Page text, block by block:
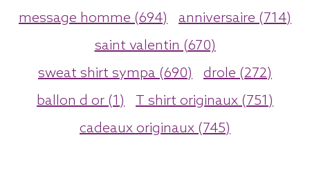
message homme (694)
anniversaire (714)
saint valentin (670)
sweat shirt sympa (690)
drole (272)
ballon d or (1)
T shirt originaux (751)
cadeaux originaux (745)